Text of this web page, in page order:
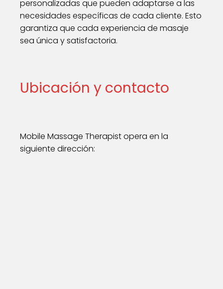
personalizadas que pueden adaptarse a las
necesidades específicas de cada cliente. Esto
garantiza que cada experiencia de masaje
sea única y satisfactoria.
Ubicación y contacto
Mobile Massage Therapist opera en la
siguiente dirección: